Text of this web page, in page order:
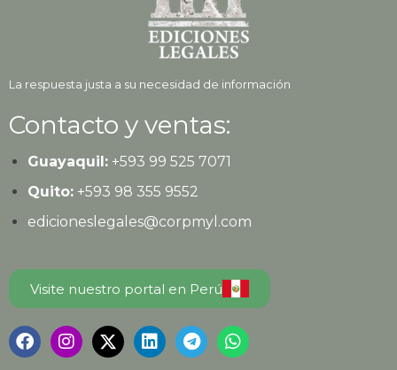
La respuesta justa a su necesidad de información
Contacto y ventas:
Guayaquil:+593 99 525 7071
Quito:+593 98 355 9552
edicioneslegales@corpmyl.com
Visite nuestro portal en Perú